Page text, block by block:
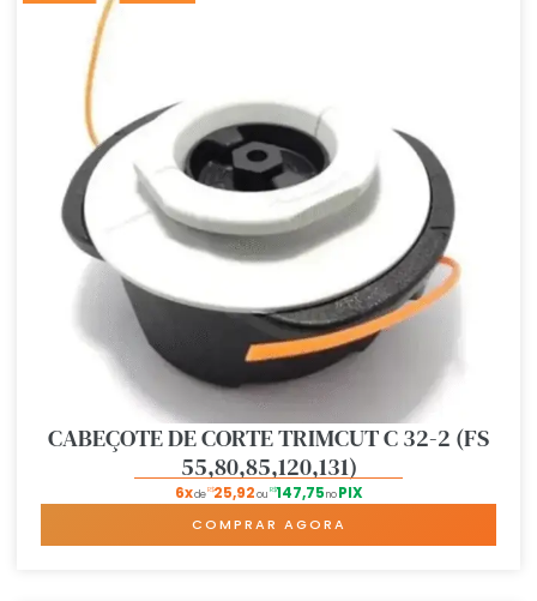
CABEÇOTE DE CORTE TRIMCUT C 32-2 (FS
55,80,85,120,131)
6xdeR$25,92ou R$147,75no PIX
COMPRAR AGORA